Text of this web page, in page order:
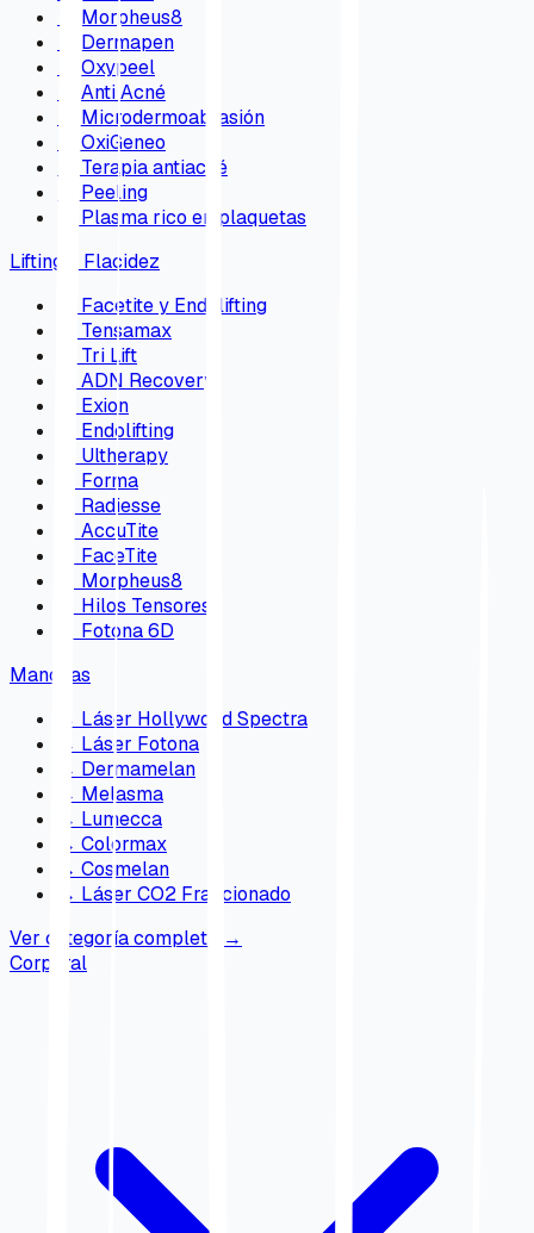
Morpheus8
Dermapen
Oxypeel
Anti Acné
Microdermoabrasión
OxiGeneo
Terapia antiacné
Peeling
Plasma rico en plaquetas
Lifting y Flacidez
Facetite y Endolifting
Tensamax
Tri Lift
ADN Recovery
Exion
Endolifting
Ultherapy
Forma
Radiesse
AccuTite
FaceTite
Morpheus8
Hilos Tensores
Fotona 6D
Manchas
→ Láser Hollywood Spectra
→ Láser Fotona
→ Dermamelan
→ Melasma
→ Lumecca
→ Colormax
→ Cosmelan
→ Láser CO2 Fraccionado
Ver categoría completa
→
Corporal